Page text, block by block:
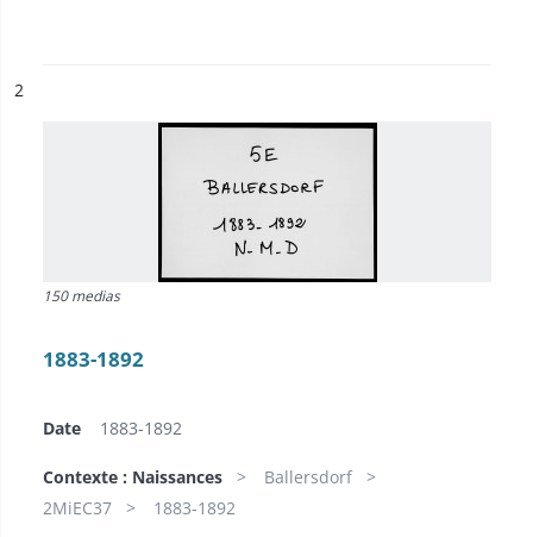
n°
2
150 medias
1883-1892
Date 1883-1892
Contexte : Naissances
Ballersdorf
2MiEC37
1883-1892